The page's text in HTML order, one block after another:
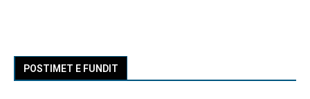
POSTIMET E FUNDIT